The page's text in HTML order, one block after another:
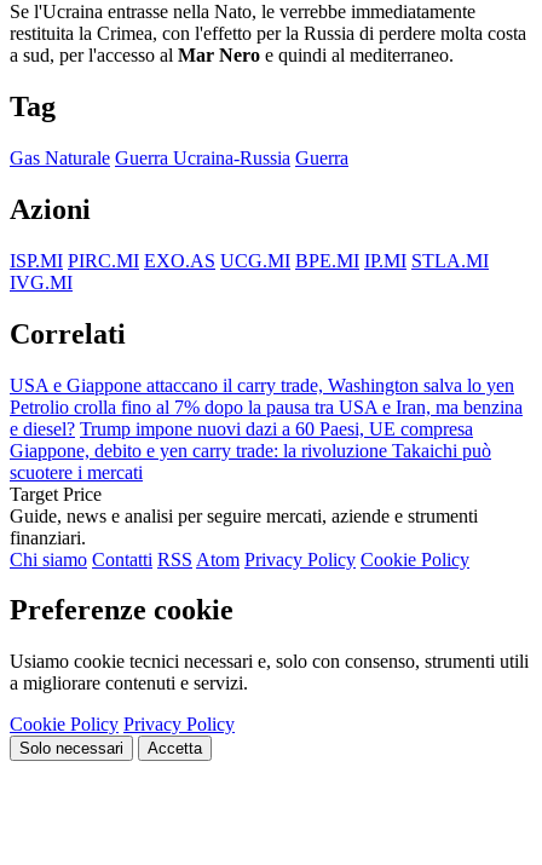
Se l'Ucraina entrasse nella Nato, le verrebbe immediatamente
restituita la Crimea, con l'effetto per la Russia di perdere molta costa
a sud, per l'accesso al Mar Nero e quindi al mediterraneo.
Tag
Gas Naturale Guerra Ucraina-Russia Guerra
Azioni
ISP.MI PIRC.MI EXO.AS UCG.MI BPE.MI IP.MI STLA.MI
IVG.MI
Correlati
USA e Giappone attaccano il carry trade, Washington salva lo yen
Petrolio crolla fino al 7% dopo la pausa tra USA e Iran, ma benzina
e diesel? Trump impone nuovi dazi a 60 Paesi, UE compresa
Giappone, debito e yen carry trade: la rivoluzione Takaichi può
scuotere i mercati
Target Price
Guide, news e analisi per seguire mercati, aziende e strumenti
finanziari.
Chi siamo Contatti RSS Atom Privacy Policy Cookie Policy
Preferenze cookie
Usiamo cookie tecnici necessari e, solo con consenso, strumenti utili
a migliorare contenuti e servizi.
Cookie Policy Privacy Policy
Solo necessari Accetta